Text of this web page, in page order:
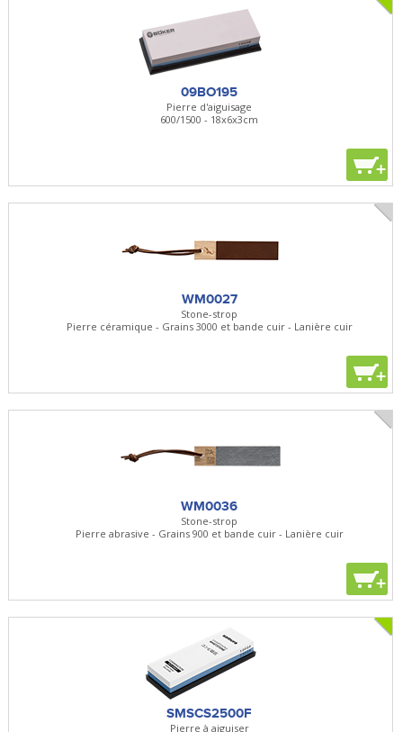
09BO195
Pierre d'aiguisage
600/1500 - 18x6x3cm
+
WM0027
Stone-strop
Pierre céramique - Grains 3000 et bande cuir - Lanière cuir
+
WM0036
Stone-strop
Pierre abrasive - Grains 900 et bande cuir - Lanière cuir
+
SMSCS2500F
Pierre à aiguiser